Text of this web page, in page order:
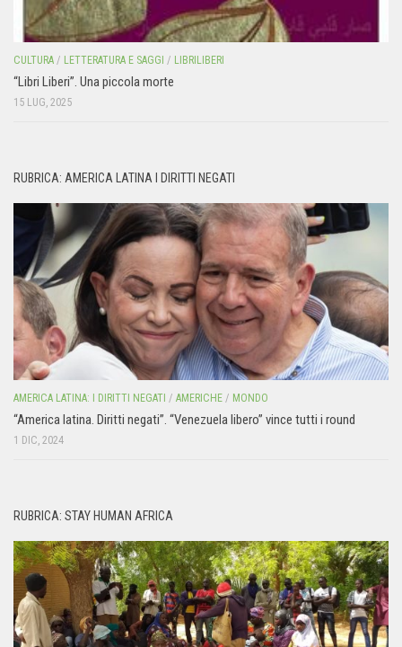
CULTURA / LETTERATURA E SAGGI / LIBRILIBERI
“Libri Liberi”. Una piccola morte
15 LUG, 2025
RUBRICA: AMERICA LATINA I DIRITTI NEGATI
AMERICA LATINA: I DIRITTI NEGATI / AMERICHE / MONDO
“America latina. Diritti negati”. “Venezuela libero” vince tutti i round
1 DIC, 2024
RUBRICA: STAY HUMAN AFRICA